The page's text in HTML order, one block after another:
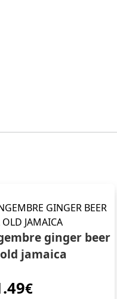
ginger beer
jamaica
€